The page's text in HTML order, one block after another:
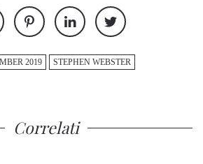
2019
STEPHEN WEBSTER
Correlati